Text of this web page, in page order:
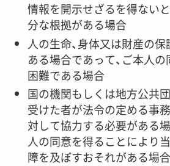
情報を開示せざるを得ない
分な根拠がある場合
人の生命、身体又は財産の
ある場合であって、ご本人
困難である場合
国の機関もしくは地方公共
受けた者が法令の定める事
対して協力する必要がある
人の同意を得ることにより
障を及ぼすおそれがある場合